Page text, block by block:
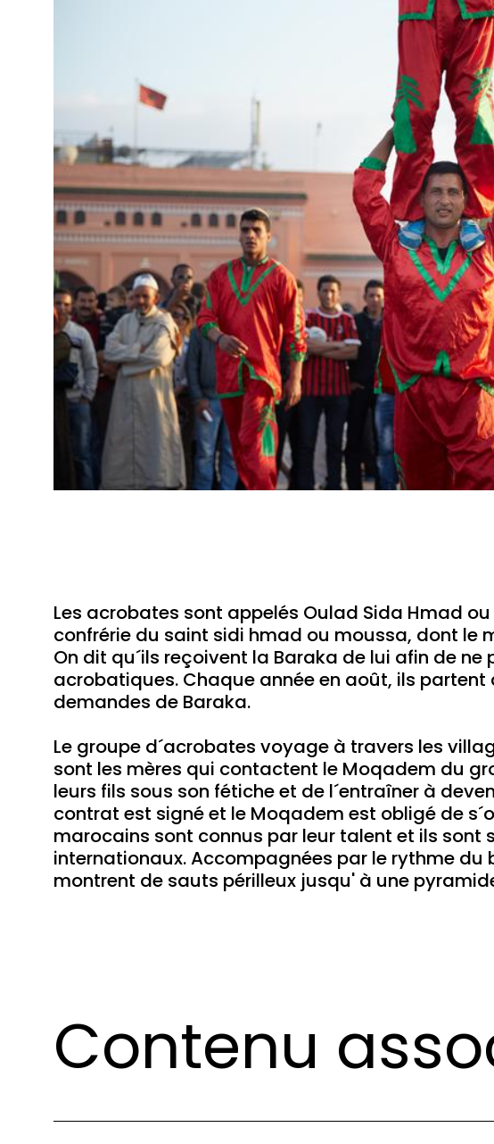
Les acrobates sont appelés Oulad Sida Hmad
confrérie du saint sidi hmad ou moussa, dont le
On dit qu´ils reçoivent la Baraka de lui afin de
acrobatiques. Chaque année en août, ils
demandes de Baraka.
Le groupe d´acrobates voyage à travers les
sont les mères qui contactent le Moqadem du
leurs fils sous son fétiche et de l´entraîner à
contrat est signé et le Moqadem est obligé de
marocains sont connus par leur talent et ils sont
internationaux. Accompagnées par le rythme du
montrent de sauts périlleux jusqu' à une
Contenu